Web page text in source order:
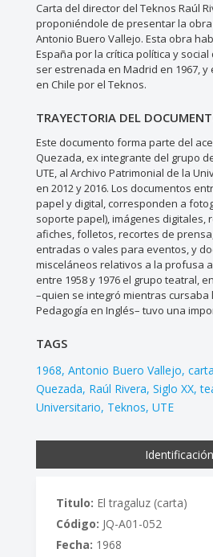
Carta del director del Teknos Raúl
proponiéndole de presentar la
Antonio Buero Vallejo. Esta obra
España por la crítica política y
ser estrenada en Madrid en 1967,
en Chile por el Teknos.
TRAYECTORIA DEL
Este documento forma parte del
Quezada, ex integrante del grupo
UTE, al Archivo Patrimonial de la
en 2012 y 2016. Los documentos
papel y digital, corresponden a
soporte papel), imágenes digitales,
afiches, folletos, recortes de
entradas o vales para eventos, y
misceláneos relativos a la profusa
entre 1958 y 1976 el grupo teatral,
–quien se integró mientras cursaba
Pedagogía en Inglés– tuvo una
TAGS
1968 Antonio Buero Vallejo carta
Quezada Raúl Rivera Siglo XX
Universitario Teknos UTE
Identificación
Titulo: El tragaluz (carta)
Código: JQ-A01-052
Fecha: 1968